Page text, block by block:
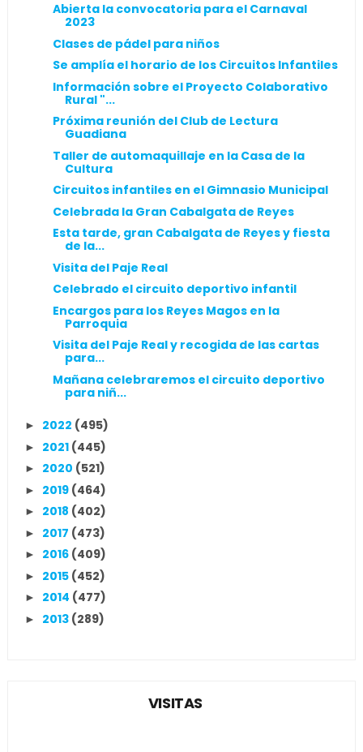
Abierta la convocatoria para el Carnaval
2023
Clases de pádel para niños
Se amplía el horario de los Circuitos Infantiles
Información sobre el Proyecto Colaborativo
Rural "...
Próxima reunión del Club de Lectura
Guadiana
Taller de automaquillaje en la Casa de la
Cultura
Circuitos infantiles en el Gimnasio Municipal
Celebrada la Gran Cabalgata de Reyes
Esta tarde, gran Cabalgata de Reyes y fiesta
de la...
Visita del Paje Real
Celebrado el circuito deportivo infantil
Encargos para los Reyes Magos en la
Parroquia
Visita del Paje Real y recogida de las cartas
para...
Mañana celebraremos el circuito deportivo
para niñ...
► 2022 (495)
► 2021 (445)
► 2020 (521)
► 2019 (464)
► 2018 (402)
► 2017 (473)
► 2016 (409)
► 2015 (452)
► 2014 (477)
► 2013 (289)
VISITAS